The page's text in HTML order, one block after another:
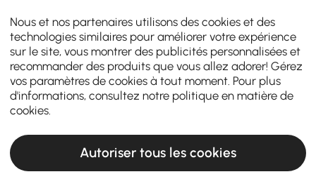
Nous et nos partenaires utilisons des cookies et des
technologies similaires pour améliorer votre expérience
sur le site, vous montrer des publicités personnalisées et
recommander des produits que vous allez adorer! Gérez
vos paramètres de cookies à tout moment. Pour plus
d'informations, consultez notre politique en matière de
cookies
Autoriser tous les cookies